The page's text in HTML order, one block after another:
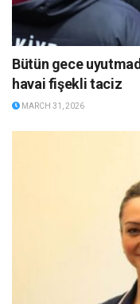
Bütün gece
havai fişekli taciz
MARCH 31, 2026